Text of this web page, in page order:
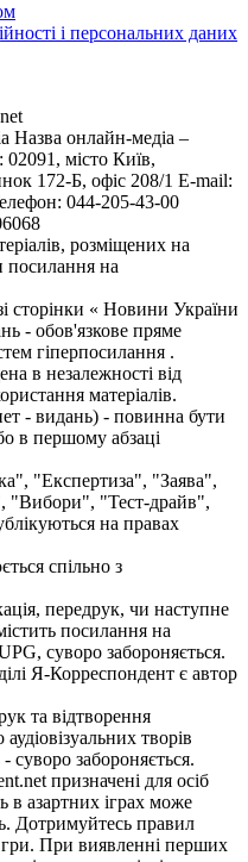
і персональних даних
Назва онлайн-медіа –
місто Київ,
172-Б, офіс 208/1 E-mail:
044-205-43-00
розміщених на
посилання на
сторінки « Новини України
- обов'язкове пряме
гіперпосилання .
в незалежності від
матеріалів.
- видань) - повинна бути
в першому абзаці
"Експертиза", "Заява",
"Вибори", "Тест-драйв",
на правах
спільно з
передрук, чи наступне
посилання на
суворо забороняється.
Я-Корреспондент є автор
та відтворення
творів
суворо забороняється.
призначені для осіб
в азартних іграх може
Дотримуйтесь правил
гри. При виявленні перших